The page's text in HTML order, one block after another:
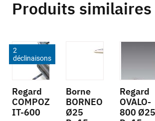
Produits similaires
2
déclinaisons
Regard
COMPOZ
IT-600
Borne
BORNEO
Ø25
Regard
OVALO-
800 Ø25